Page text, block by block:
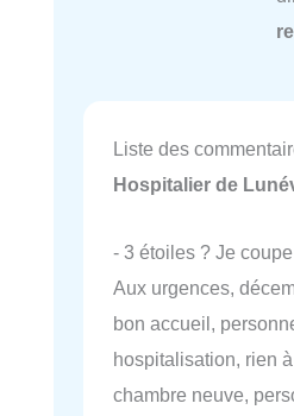
Liste des
Hospitalier de
- 3 étoiles ? Je
Aux urgences,
bon accueil,
hospitalisation, rien
chambre neuve,